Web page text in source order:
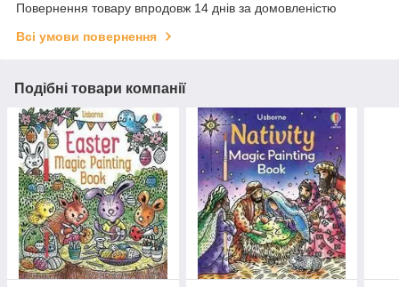
Повернення товару впродовж 14 днів за домовленістю
Всі умови повернення
Подібні товари компанії